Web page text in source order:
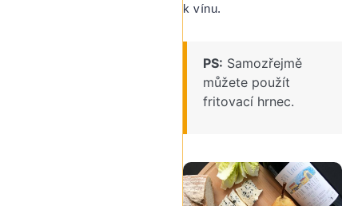
k vínu.
PS: Samozřejmě
můžete použít
fritovací hrnec.